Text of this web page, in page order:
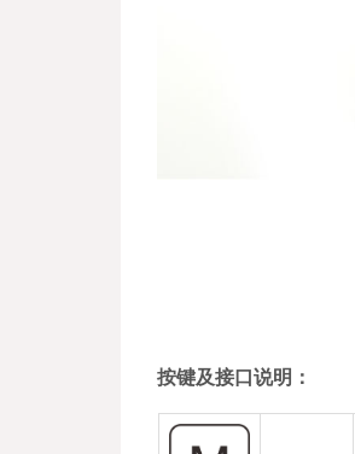
按键及接口说明：